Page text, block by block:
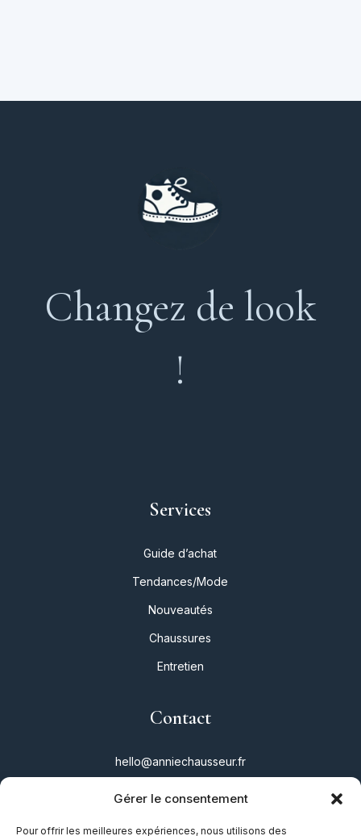
Gérer le consentement
Pour offrir les meilleures expériences, nous utilisons des
Changez de look
!
Services
Guide d’achat
Tendances/Mode
Nouveautés
Chaussures
Entretien
Contact
hello@anniechausseur.fr